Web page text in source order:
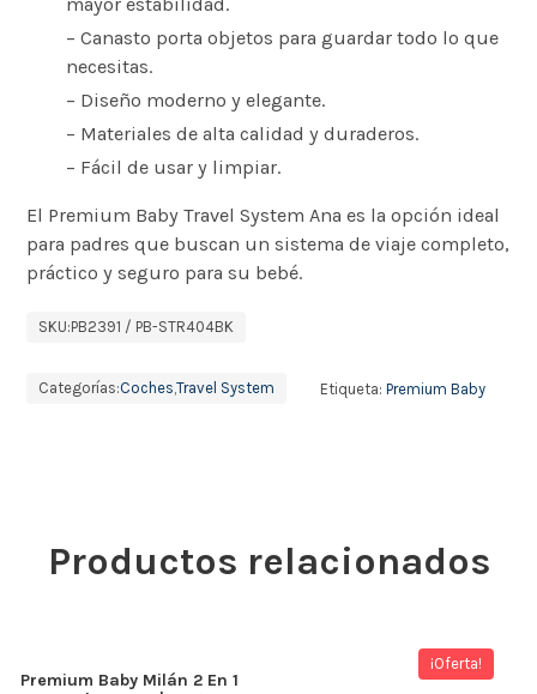
– Canasto porta objetos para guardar todo lo que
necesitas.
– Diseño moderno y elegante.
– Materiales de alta calidad y duraderos.
– Fácil de usar y limpiar.
El Premium Baby Travel System Ana es la opción ideal
para padres que buscan un sistema de viaje completo,
práctico y seguro para su bebé.
SKU:PB2391 / PB-STR404BK
Categorías:Coches,Travel System Etiqueta: Premium Baby
Productos relacionados
Premium Baby Milán 2 En 1
¡Oferta!